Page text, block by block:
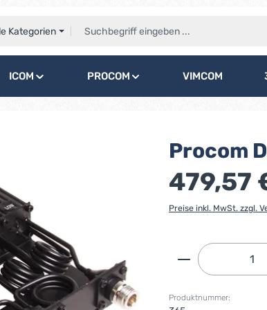
Kategorien
ICOM PROCOM VIMCOM
Procom
479,57
Preise inkl. MwSt. zzgl.
Produkt
Produktnummer: